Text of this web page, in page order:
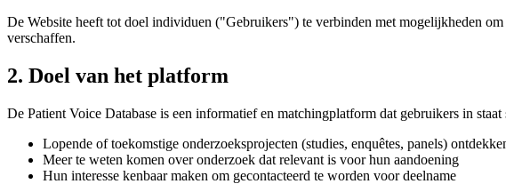
De Website heeft tot doel individuen ("Gebruikers") te verbinden met mogelijkheden
verschaffen.
2. Doel van het platform
De Patient Voice Database is een informatief en matchingplatform dat gebruikers in staat
Lopende of toekomstige onderzoeksprojecten (studies, enquêtes, panels)
Meer te weten komen over onderzoek dat relevant is voor hun aandoening
Hun interesse kenbaar maken om gecontacteerd te worden voor deelname